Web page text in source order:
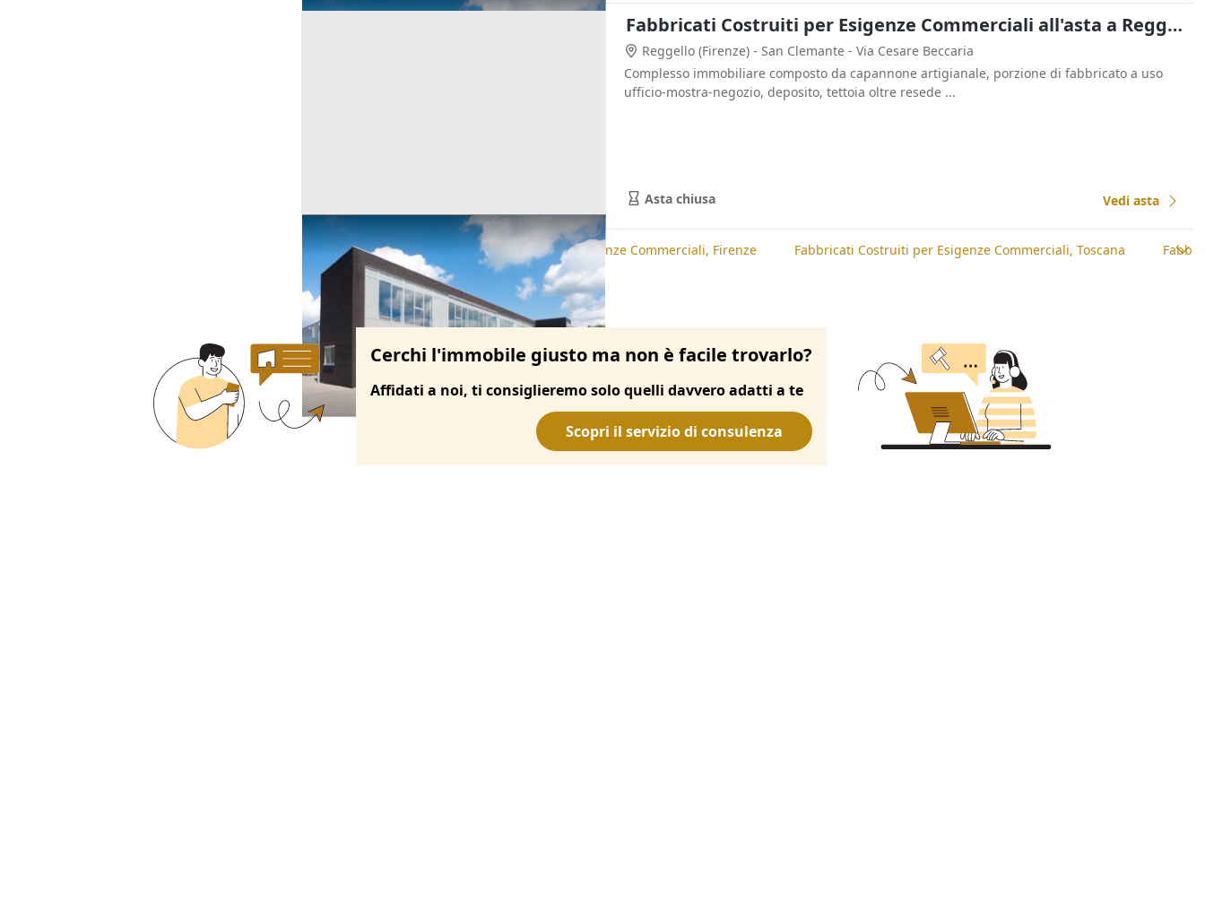
Fabbricati Costruiti per Esigenze Commerciali all'asta a Reggello
Reggello (Firenze) - San Clemante - Via Cesare Beccaria
Complesso immobiliare composto da capannone artigianale, porzione di fabbricato a uso
ufficio-mostra-negozio, deposito, tettoia oltre resede ...
Asta chiusa Vedi asta
Ricerche correlate Fabbricati Costruiti per Esigenze Commerciali, Firenze Fabbricati Costruiti per Esigenze Commerciali, Toscana
Cerchi l'immobile giusto ma non è facile trovarlo?
Affidati a noi, ti consiglieremo solo quelli davvero adatti a te
Scopri il servizio di consulenza